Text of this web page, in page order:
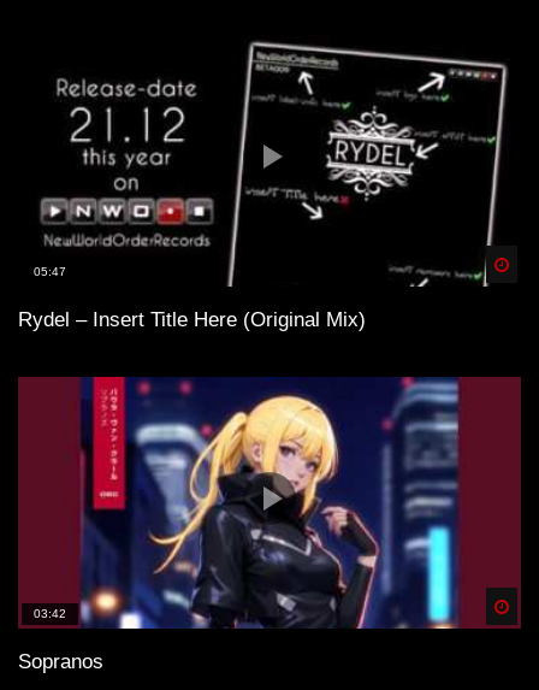
05:47
Rydel – Insert Title Here (Original Mix)
03:42
Sopranos